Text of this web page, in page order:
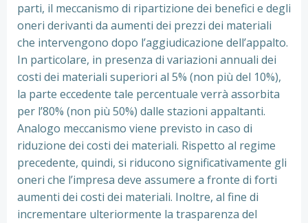
parti, il meccanismo di ripartizione dei benefici e degli
oneri derivanti da aumenti dei prezzi dei materiali
che intervengono dopo l’aggiudicazione dell’appalto.
In particolare, in presenza di variazioni annuali dei
costi dei materiali superiori al 5% (non più del 10%),
la parte eccedente tale percentuale verrà assorbita
per l’80% (non più 50%) dalle stazioni appaltanti.
Analogo meccanismo viene previsto in caso di
riduzione dei costi dei materiali. Rispetto al regime
precedente, quindi, si riducono significativamente gli
oneri che l’impresa deve assumere a fronte di forti
aumenti dei costi dei materiali. Inoltre, al fine di
incrementare ulteriormente la trasparenza del